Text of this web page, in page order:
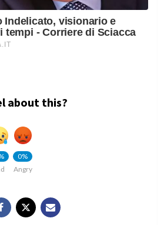
about this?
0%
Angry